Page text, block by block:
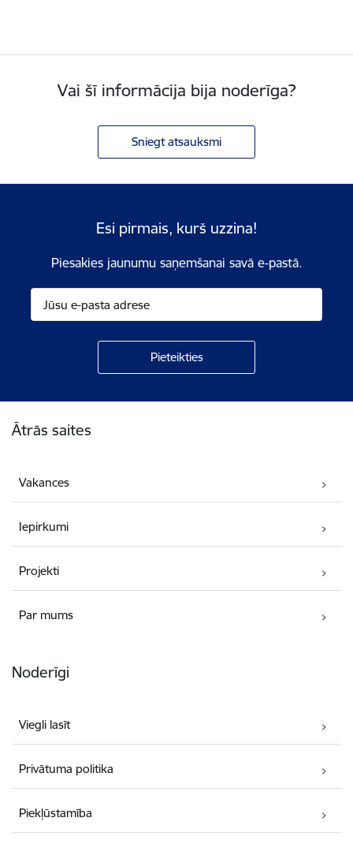
Vai šī informācija bija noderīga?
Sniegt atsauksmi
Esi pirmais, kurš uzzina!
Piesakies jaunumu saņemšanai savā e-pastā.
Ātrās saites
Vakances
Iepirkumi
Projekti
Par mums
Noderīgi
Viegli lasīt
Privātuma politika
Piekļūstamība